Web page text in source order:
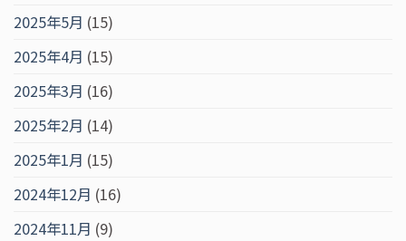
2025年5月 (15)
2025年4月 (15)
2025年3月 (16)
2025年2月 (14)
2025年1月 (15)
2024年12月 (16)
2024年11月 (9)